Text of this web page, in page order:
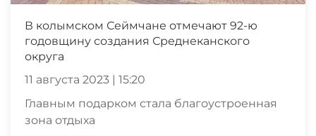
В колымском Сеймчане отмечают 92-ю
годовщину создания Среднеканского
округа
11 августа 2023 | 15:20
Главным подарком стала благоустроенная
зона отдыха